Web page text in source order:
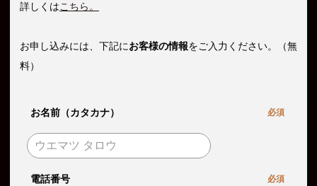
詳しくはこちら。
お申し込みには、下記にお客様の情報をご入力ください。（無
料）
お名前（カタカナ） 必須
電話番号 必須